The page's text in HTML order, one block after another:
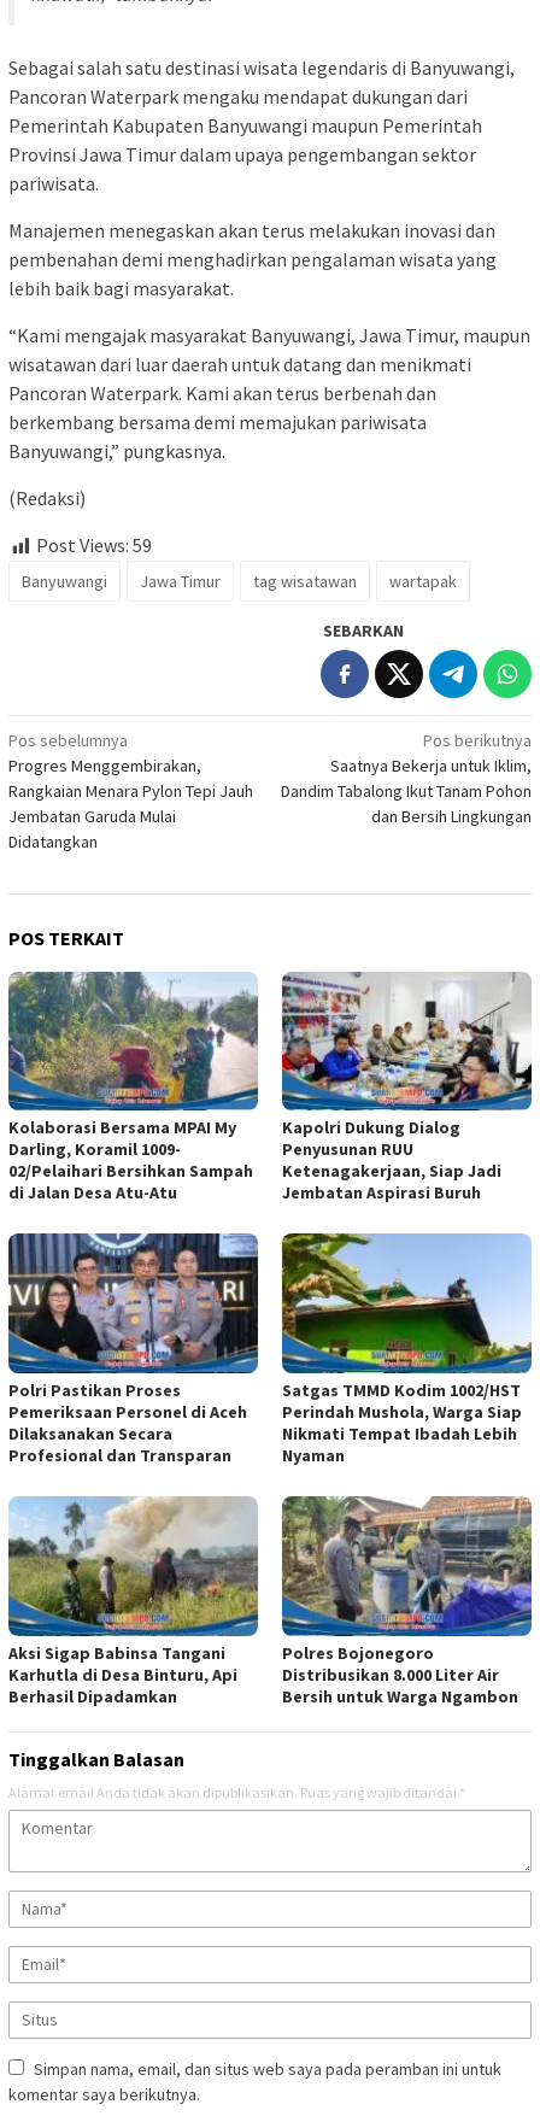
Sebagai salah satu destinasi wisata legendaris di Banyuwangi,
Pancoran Waterpark mengaku mendapat dukungan dari
Pemerintah Kabupaten Banyuwangi maupun Pemerintah
Provinsi Jawa Timur dalam upaya pengembangan sektor
pariwisata.
Manajemen menegaskan akan terus melakukan inovasi dan
pembenahan demi menghadirkan pengalaman wisata yang
lebih baik bagi masyarakat.
“Kami mengajak masyarakat Banyuwangi, Jawa Timur, maupun
wisatawan dari luar daerah untuk datang dan menikmati
Pancoran Waterpark. Kami akan terus berbenah dan
berkembang bersama demi memajukan pariwisata
Banyuwangi,” pungkasnya.
(Redaksi)
Post Views: 59
Banyuwangi Jawa Timur tag wisatawan wartapak
SEBARKAN
Navigasi
pos
Pos sebelumnya
Progres Menggembirakan,
Rangkaian Menara Pylon Tepi Jauh
Jembatan Garuda Mulai
Didatangkan
Pos berikutnya
Saatnya Bekerja untuk Iklim,
Dandim Tabalong Ikut Tanam Pohon
dan Bersih Lingkungan
POS TERKAIT
Kolaborasi Bersama MPAI My
Darling, Koramil 1009-
02/Pelaihari Bersihkan Sampah
di Jalan Desa Atu-Atu
Kapolri Dukung Dialog
Penyusunan RUU
Ketenagakerjaan, Siap Jadi
Jembatan Aspirasi Buruh
Polri Pastikan Proses
Pemeriksaan Personel di Aceh
Dilaksanakan Secara
Profesional dan Transparan
Satgas TMMD Kodim 1002/HST
Perindah Mushola, Warga Siap
Nikmati Tempat Ibadah Lebih
Nyaman
Aksi Sigap Babinsa Tangani
Karhutla di Desa Binturu, Api
Berhasil Dipadamkan
Polres Bojonegoro
Distribusikan 8.000 Liter Air
Bersih untuk Warga Ngambon
Tinggalkan Balasan
Alamat email Anda tidak akan dipublikasikan. Ruas yang wajib ditandai *
Simpan nama, email, dan situs web saya pada peramban ini untuk
komentar saya berikutnya.